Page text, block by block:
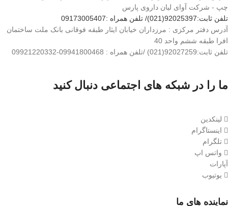
چپ - شرکت آوای لیان داروی پارس
تلفن ثابت:92025397(021)/ تلفن همراه :09173005407
آدرس دفتر مرکزی : مرزداران خیابان ایثار طبقه فوقانی بانک ملت ساختمان
افرا طبقه ششم واحد 40
تلفن ثابت:92027259(021) /تلفن همراه : 09941800468-09921220332
ما را در شبکه های اجتماعی دنبال کنید
لینکدین
اینستاگرام
تلگرام
واتس اپ
آپارات
یوتیوب
نماینده های ما